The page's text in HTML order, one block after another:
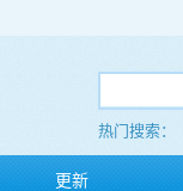
热门搜索：
更新